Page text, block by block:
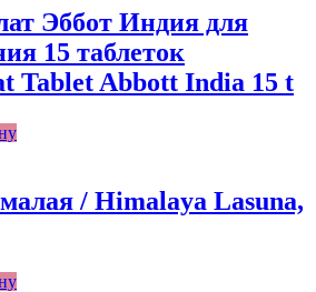
Эббот Индия для
15 таблеток
Tablet Abbott India 15 t
/ Himalaya Lasuna,